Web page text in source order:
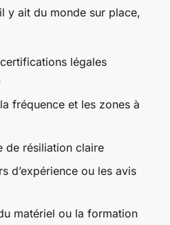
y ait du monde sur place,
légales
fréquence et les zones à
de résiliation claire
d’expérience ou les avis
matériel ou la formation